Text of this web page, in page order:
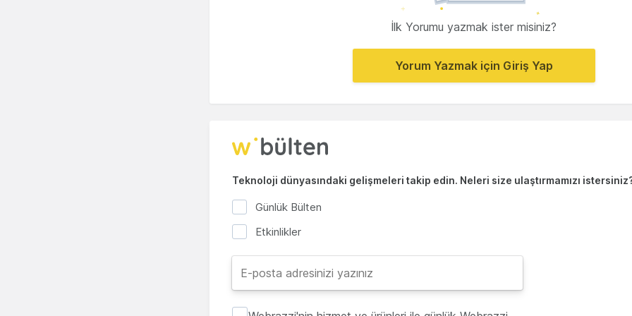
İlk Yorumu yazmak ister misiniz?
Yorum Yazmak için Giriş Yap
Teknoloji dünyasındaki gelişmeleri takip edin. Neleri size ulaştırmamızı
Günlük Bülten
Etkinlikler